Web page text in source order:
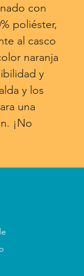
con
poliéster,
al casco
naranja
y
y los
una
¡No